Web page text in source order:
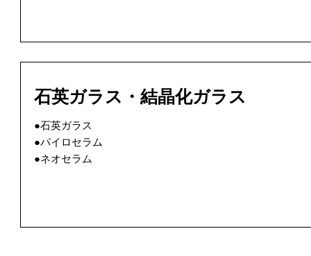
石英ガラス・結晶化ガラス
●石英ガラス
●パイロセラム
●ネオセラム